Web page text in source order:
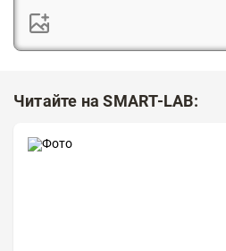
Читайте на SMART-LAB: